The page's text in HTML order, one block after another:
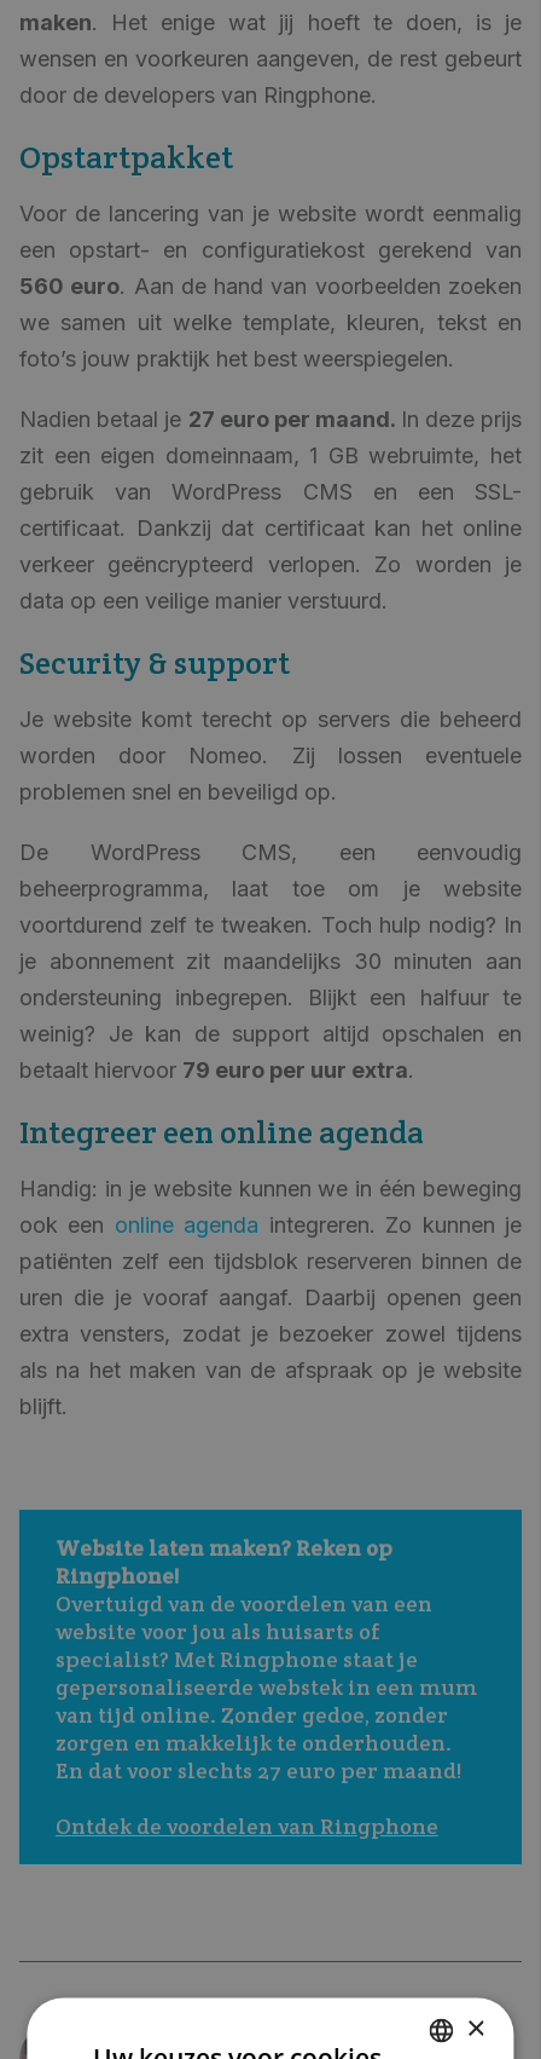
maken. Het enige wat jij hoeft te doen, is je
wensen en voorkeuren aangeven, de rest gebeurt
door de developers van Ringphone.
Opstartpakket
Voor de lancering van je website wordt eenmalig
een opstart- en configuratiekost gerekend van
560 euro. Aan de hand van voorbeelden zoeken
we samen uit welke template, kleuren, tekst en
foto’s jouw praktijk het best weerspiegelen.
Nadien betaal je 27 euro per maand. In deze prijs
zit een eigen domeinnaam, 1 GB webruimte, het
gebruik van WordPress CMS en een SSL-
certificaat. Dankzij dat certificaat kan het online
verkeer geëncrypteerd verlopen. Zo worden je
data op een veilige manier verstuurd.
Security & support
Je website komt terecht op servers die beheerd
worden door Nomeo. Zij lossen eventuele
problemen snel en beveiligd op.
De WordPress CMS, een eenvoudig
beheerprogramma, laat toe om je website
voortdurend zelf te tweaken. Toch hulp nodig? In
je abonnement zit maandelijks 30 minuten aan
ondersteuning inbegrepen. Blijkt een halfuur te
weinig? Je kan de support altijd opschalen en
betaalt hiervoor 79 euro per uur extra.
Integreer een online agenda
Handig: in je website kunnen we in één beweging
ook een online agenda integreren. Zo kunnen je
patiënten zelf een tijdsblok reserveren binnen de
uren die je vooraf aangaf. Daarbij openen geen
extra vensters, zodat je bezoeker zowel tijdens
als na het maken van de afspraak op je website
blijft.
Website laten maken? Reken op
Ringphone!
Overtuigd van de voordelen van een
website voor jou als huisarts of
specialist? Met Ringphone staat je
gepersonaliseerde webstek in een mum
van tijd online. Zonder gedoe, zonder
zorgen en makkelijk te onderhouden.
En dat voor slechts 27 euro per maand!
Ontdek de voordelen van Ringphone
×